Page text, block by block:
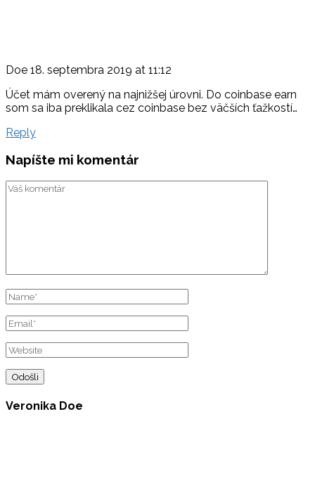
Doe 18. septembra 2019 at 11:12
Účet mám overený na najnižšej úrovni. Do coinbase earn
som sa iba preklikala cez coinbase bez väčších ťažkostí…
Reply
Napíšte mi komentár
Veronika Doe